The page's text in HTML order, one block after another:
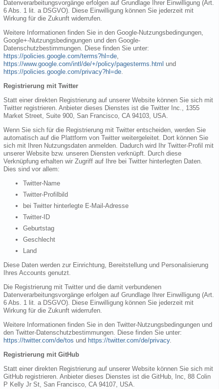
Datenverarbeitungsvorgänge erfolgen auf Grundlage Ihrer Einwilligung (Art.
6 Abs. 1 lit. a DSGVO). Diese Einwilligung können Sie jederzeit mit
Wirkung für die Zukunft widerrufen.
Weitere Informationen finden Sie in den Google-Nutzungsbedingungen,
Google+-Nutzungsbedingungen und den Google-
Datenschutzbestimmungen. Diese finden Sie unter:
https://policies.google.com/terms?hl=de,
https://www.google.com/intl/de/+/policy/pagesterms.html und
https://policies.google.com/privacy?hl=de.
Registrierung mit Twitter
Statt einer direkten Registrierung auf unserer Website können Sie sich mit
Twitter registrieren. Anbieter dieses Dienstes ist die Twitter Inc., 1355
Market Street, Suite 900, San Francisco, CA 94103, USA.
Wenn Sie sich für die Registrierung mit Twitter entscheiden, werden Sie
automatisch auf die Plattform von Twitter weitergeleitet. Dort können Sie
sich mit Ihren Nutzungsdaten anmelden. Dadurch wird Ihr Twitter-Profil mit
unserer Website bzw. unseren Diensten verknüpft. Durch diese
Verknüpfung erhalten wir Zugriff auf Ihre bei Twitter hinterlegten Daten.
Dies sind vor allem:
Twitter-Name
Twitter-Profilbild
bei Twitter hinterlegte E-Mail-Adresse
Twitter-ID
Geburtstag
Geschlecht
Land
Diese Daten werden zur Einrichtung, Bereitstellung und Personalisierung
Ihres Accounts genutzt.
Die Registrierung mit Twitter und die damit verbundenen
Datenverarbeitungsvorgänge erfolgen auf Grundlage Ihrer Einwilligung (Art.
6 Abs. 1 lit. a DSGVO). Diese Einwilligung können Sie jederzeit mit
Wirkung für die Zukunft widerrufen.
Weitere Informationen finden Sie in den Twitter-Nutzungsbedingungen und
den Twitter-Datenschutzbestimmungen. Diese finden Sie unter:
https://twitter.com/de/tos und https://twitter.com/de/privacy.
Registrierung mit GitHub
Statt einer direkten Registrierung auf unserer Website können Sie sich mit
GitHub registrieren. Anbieter dieses Dienstes ist die GitHub, Inc, 88 Colin
P Kelly Jr St, San Francisco, CA 94107, USA.